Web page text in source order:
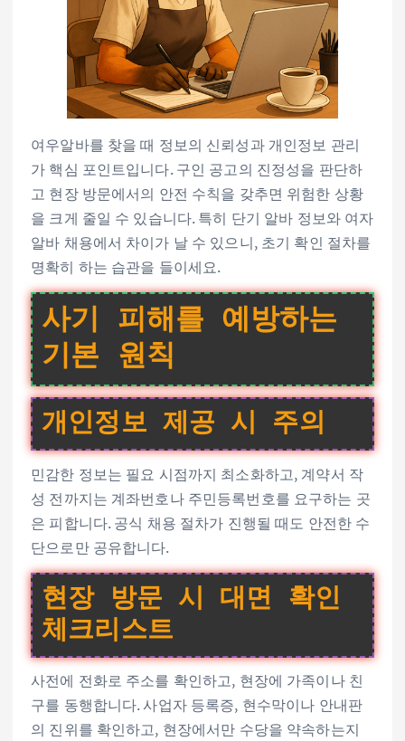
여우알바를 찾을 때 정보의 신뢰성과 개인정보 관리
가 핵심 포인트입니다. 구인 공고의 진정성을 판단하
고 현장 방문에서의 안전 수칙을 갖추면 위험한 상황
을 크게 줄일 수 있습니다. 특히 단기 알바 정보와 여자
알바 채용에서 차이가 날 수 있으니, 초기 확인 절차를
명확히 하는 습관을 들이세요.
사기 피해를 예방하는
기본 원칙
개인정보 제공 시 주의
민감한 정보는 필요 시점까지 최소화하고, 계약서 작
성 전까지는 계좌번호나 주민등록번호를 요구하는 곳
은 피합니다. 공식 채용 절차가 진행될 때도 안전한 수
단으로만 공유합니다.
현장 방문 시 대면 확인
체크리스트
사전에 전화로 주소를 확인하고, 현장에 가족이나 친
구를 동행합니다. 사업자 등록증, 현수막이나 안내판
의 진위를 확인하고, 현장에서만 수당을 약속하는지